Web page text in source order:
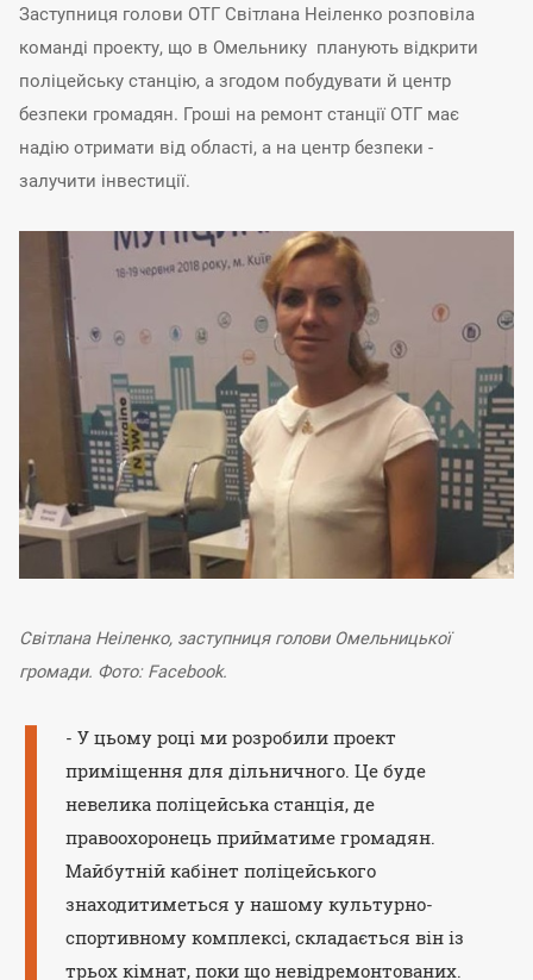
Заступниця голови ОТГ Світлана Неіленко розповіла
команді проекту, що в Омельнику планують відкрити
поліцейську станцію, а згодом побудувати й центр
безпеки громадян. Гроші на ремонт станції ОТГ має
надію отримати від області, а на центр безпеки -
залучити інвестиції.
Світлана Неіленко, заступниця голови Омельницької
громади. Фото: Facebook.
- У цьому році ми розробили проект
приміщення для дільничного. Це буде
невелика поліцейська станція, де
правоохоронець прийматиме громадян.
Майбутній кабінет поліцейського
знаходитиметься у нашому культурно-
спортивному комплексі, складається він із
трьох кімнат, поки що невідремонтованих.